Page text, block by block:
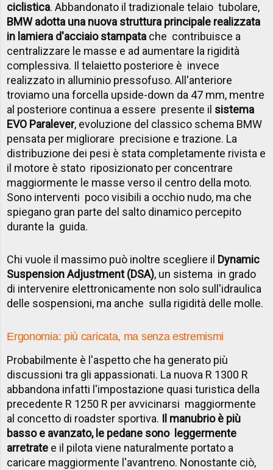
ciclistica. Abbandonato il tradizionale telaio tubolare,
BMW adotta una nuova struttura principale realizzata
in lamiera d'acciaio stampata che contribuisce a
centralizzare le masse e ad aumentare la rigidità
complessiva. Il telaietto posteriore è invece
realizzato in alluminio pressofuso. All'anteriore
troviamo una forcella upside-down da 47 mm, mentre
al posteriore continua a essere presente il sistema
EVO Paralever, evoluzione del classico schema BMW
pensata per migliorare precisione e trazione. La
distribuzione dei pesi è stata completamente rivista e
il motore è stato riposizionato per concentrare
maggiormente le masse verso il centro della moto.
Sono interventi poco visibili a occhio nudo, ma che
spiegano gran parte del salto dinamico percepito
durante la guida.
Chi vuole il massimo può inoltre scegliere il Dynamic
Suspension Adjustment (DSA), un sistema in grado
di intervenire elettronicamente non solo sull'idraulica
delle sospensioni, ma anche sulla rigidità delle molle.
Ergonomia: più caricata, ma senza estremismi
Probabilmente è l'aspetto che ha generato più
discussioni tra gli appassionati. La nuova R 1300 R
abbandona infatti l'impostazione quasi turistica della
precedente R 1250 R per avvicinarsi maggiormente
al concetto di roadster sportiva. Il manubrio è più
basso e avanzato, le pedane sono leggermente
arretrate e il pilota viene naturalmente portato a
caricare maggiormente l'avantreno. Nonostante ciò,